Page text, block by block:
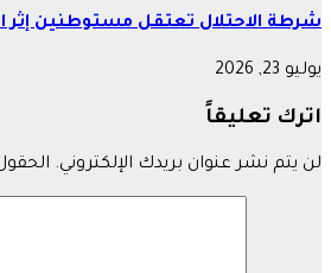
شرطة الاحتلال تعتقل مستوطنين إثر
يوليو 23, 2026
اترك تعليقاً
لن يتم نشر عنوان بريدك الإلكتروني.